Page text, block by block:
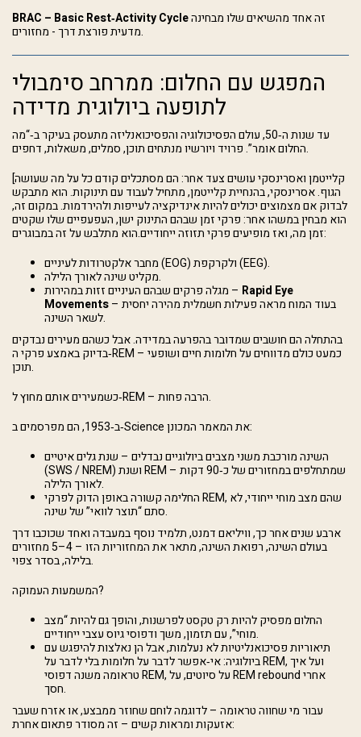
BRAC – Basic Rest‑Activity Cycle
מדעית פורצת דרך - מחזורים.
המפגש עם החלום: ממרחב סימבולי
לתופעה ביולוגית מדידה
עד שנות ה‑50, עולם הפסיכולוגיה והפסיכואנליזה מתעסק בעיקר ב‑“מה
החלום אומר”. פרויד ויורשיו מנתחים תוכן, סמלים, משאלות, דחפים.
[קלייטמן ואסרינסקי עושים צעד אחר: הם מסתכלים קודם כל על מה שעושה
הגוף. אסרינסקי, בהנחיית קלייטמן, מתחיל לעבוד עם תינוקות. הוא מתבקש
לבדוק אם מצמוצים יכולים להיות אינדיקציה לעייפות ולהירדמות. במקום זה,
הוא מבחין במשהו אחר: פרקי זמן שבהם התינוק ישן, העפעפיים שלו שקטים
זמן מה, ואז מופיעים פרקי תזוזה ייחודיים.הוא מתלבש על זה במבוגרים:
מחבר אלקטרודות לעיניים (EOG) ולקרקפת (EEG).
מקליט שינה לאורך הלילה.
מגלה פרקים שבהם העיניים זזות במהירות – Rapid Eye
Movements– בעוד המוח מראה פעילות חשמלית מהירה יחסית
לשאר השינה.
בהתחלה הם חושבים שמדובר בהפרעה במדידה. אבל כשהם מעירים נבדקים
בדיוק באמצע פרקי ה‑REM – כמעט כולם מדווחים על חלומות חיים ושופעי
תוכן.
כשמעירים אותם מחוץ ל‑REM – הרבה פחות.
ב‑1953, הם מפרסמים ב‑Science את המאמר המכונן:
השינה מורכבת משני מצבים ביולוגיים נבדלים – שנת גלים איטיים
(SWS / NREM) ושנת REM – שמתחלפים במחזורים של כ‑90 דקות
לאורך הלילה.
החלימה קשורה באופן הדוק לפרקי REM, שהם מצב מוחי ייחודי, לא
סתם “תוצר לוואי” של שינה.
ארבע שנים אחר כך, וויליאם דמנט, תלמיד נוסף במעבדה ואחד שכוכבו דרך
בעולם השינה, רפואת השינה, מתאר את המחזוריות הזו – 4–5 מחזורים
בלילה, בסדר צפוי.
המשמעות העמוקה?
החלום מפסיק להיות רק טקסט לפרשנות, והופך גם להיות “מצב
מוחי”, עם תזמון, משך ודפוסי גיוס עצבי ייחודיים.
תיאוריות פסיכואנליטיות לא נעלמות, אבל הן נאלצות להיפגש עם
ביולוגיה: אי‑אפשר לדבר על חלומות בלי לדבר על REM, ועל איך
טראומה משנה דפוסי REM, על סיוטים, על REM rebound אחרי
חסך.
עבור מי שחווה טראומה – לדוגמה לוחם שחוזר ממבצע, או אזרח שעבר
אזעקות ומראות קשים – זה מסודר פתאום אחרת: